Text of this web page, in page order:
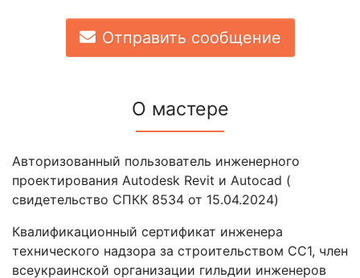
Отправить сообщение
О мастере
Авторизованный пользователь инженерного
проектирования Autodesk Revit и Autocad (
свидетельство СПКК 8534 от 15.04.2024)
Квалификационный сертификат инженера
технического надзора за строительством СС1, член
всеукраинской организации гильдии инженеров